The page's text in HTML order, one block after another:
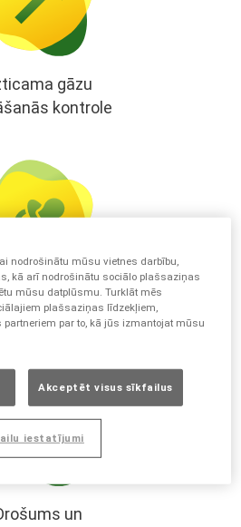
gāzu
kontrole
dzīves
nedēļām
un
nodrošinātu mūsu vietnes darbību,
kā arī nodrošinātu sociālo plašsaziņas
mūsu datplūsmu. Turklāt mēs
plašsaziņas līdzekļiem,
par to, kā jūs izmantojat mūsu
Akceptēt visus sīkfailus
iestatījumi